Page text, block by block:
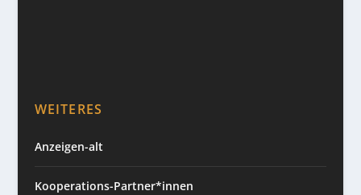
WEITERES
Anzeigen-alt
Kooperations-Partner*innen